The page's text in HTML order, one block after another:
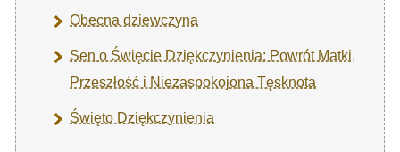
Obecna dziewczyna
Sen o Święcie Dziękczynienia: Powrót Matki,
Przeszłość i Niezaspokojona Tęsknota
Święto Dziękczynienia